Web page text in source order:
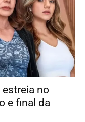
estreia no
e final da